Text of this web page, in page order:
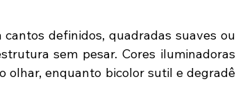
definidos, quadradas suaves ou
sem pesar. Cores iluminadoras
olhar, enquanto bicolor sutil e degradê